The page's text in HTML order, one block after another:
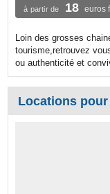
à partir de 18 euros
Loin des grosses
tourisme,retrouvez
ou authenticité et